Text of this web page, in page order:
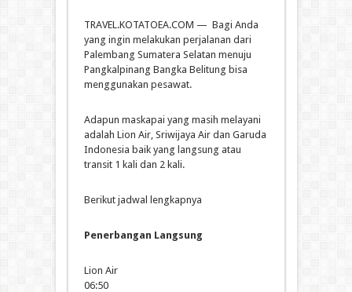
TRAVEL.KOTATOEA.COM — Bagi Anda
yang ingin melakukan perjalanan dari
Palembang Sumatera Selatan menuju
Pangkalpinang Bangka Belitung bisa
menggunakan pesawat.
Adapun maskapai yang masih melayani
adalah Lion Air, Sriwijaya Air dan Garuda
Indonesia baik yang langsung atau
transit 1 kali dan 2 kali.
Berikut jadwal lengkapnya
Penerbangan Langsung
Lion Air
06:50